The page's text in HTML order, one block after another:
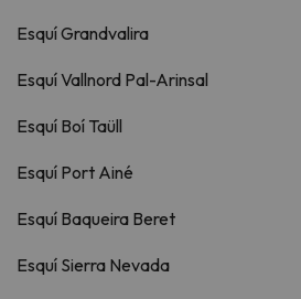
Esquí Grandvalira
Esquí Vallnord Pal-Arinsal
Esquí Boí Taüll
Esquí Port Ainé
Esquí Baqueira Beret
Esquí Sierra Nevada